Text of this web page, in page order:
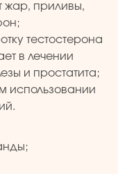
жар, приливы,
тестостерона
в лечении
и простатита;
использовании